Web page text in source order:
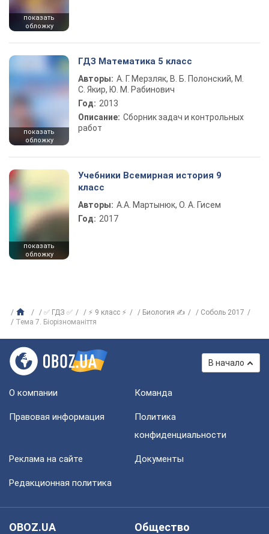
показать
обложку
показать
обложку
ГДЗ Математика 5 класс
Авторы: А. Г. Мерзляк, В. Б. Полонский, М.
С. Якир, Ю. М. Рабинович
Год: 2013
Описание: Сборник задач и контрольных
работ
показать
обложку
Учебники Всемирная история 9
класс
Авторы: А.А. Мартынюк, О. А. Гисем
Год: 2017
✅ ГДЗ ✅ ⚡ 9 класс ⚡ Биология ✍
Соболь 2017
Тема 7. Біорізноманіття
В начало
О компании Команда
Правовая информация
Политика
конфиденциальности
Реклама на сайте Документы
Редакционная политика
OBOZ.UA
Общество